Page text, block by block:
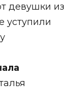
девушки из
уступили